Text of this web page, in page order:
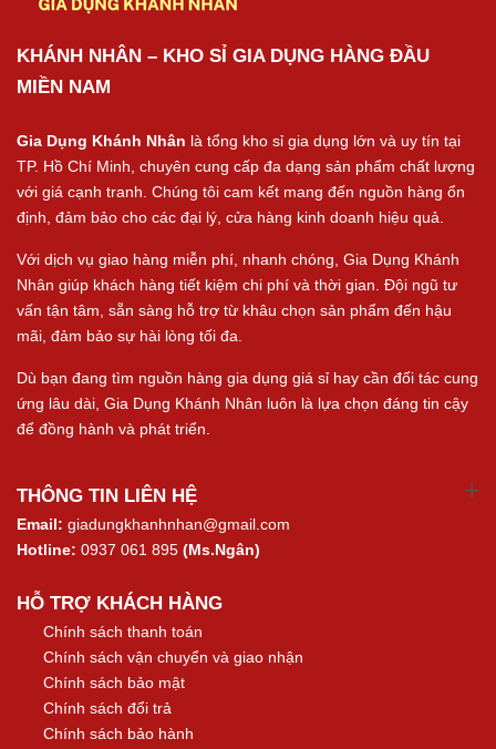
KHÁNH NHÂN – KHO SỈ GIA DỤNG HÀNG ĐẦU
MIỀN NAM
Gia Dụng Khánh Nhân là tổng kho sỉ gia dụng lớn và uy tín tại
TP. Hồ Chí Minh, chuyên cung cấp đa dạng sản phẩm chất lượng
với giá cạnh tranh. Chúng tôi cam kết mang đến nguồn hàng ổn
định, đảm bảo cho các đại lý, cửa hàng kinh doanh hiệu quả.
Với dịch vụ giao hàng miễn phí, nhanh chóng, Gia Dụng Khánh
Nhân giúp khách hàng tiết kiệm chi phí và thời gian. Đội ngũ tư
vấn tận tâm, sẵn sàng hỗ trợ từ khâu chọn sản phẩm đến hậu
mãi, đảm bảo sự hài lòng tối đa.
Dù bạn đang tìm nguồn hàng gia dụng giá sỉ hay cần đối tác cung
ứng lâu dài, Gia Dụng Khánh Nhân luôn là lựa chọn đáng tin cậy
để đồng hành và phát triển.
THÔNG TIN LIÊN HỆ
Email: giadungkhanhnhan@gmail.com
Hotline: 0937 061 895 (Ms.Ngân)
HỖ TRỢ KHÁCH HÀNG
Chính sách thanh toán
Chính sách vận chuyển và giao nhận
Chính sách bảo mật
Chính sách đổi trả
Chính sách bảo hành